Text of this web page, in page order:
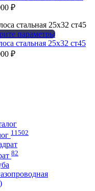
Опции
можно
выбрать
₽
параметрыЭтот
товар
стальная 25х32 ст45
₽
11502
82